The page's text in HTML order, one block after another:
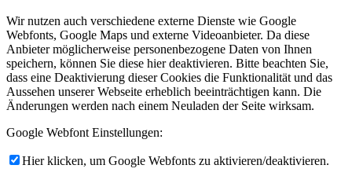
Wir nutzen auch verschiedene externe Dienste wie Google
Webfonts, Google Maps und externe Videoanbieter. Da diese
Anbieter möglicherweise personenbezogene Daten von Ihnen
speichern, können Sie diese hier deaktivieren. Bitte beachten Sie,
dass eine Deaktivierung dieser Cookies die Funktionalität und das
Aussehen unserer Webseite erheblich beeinträchtigen kann. Die
Änderungen werden nach einem Neuladen der Seite wirksam.
Google Webfont Einstellungen:
Hier klicken, um Google Webfonts zu aktivieren/deaktivieren.